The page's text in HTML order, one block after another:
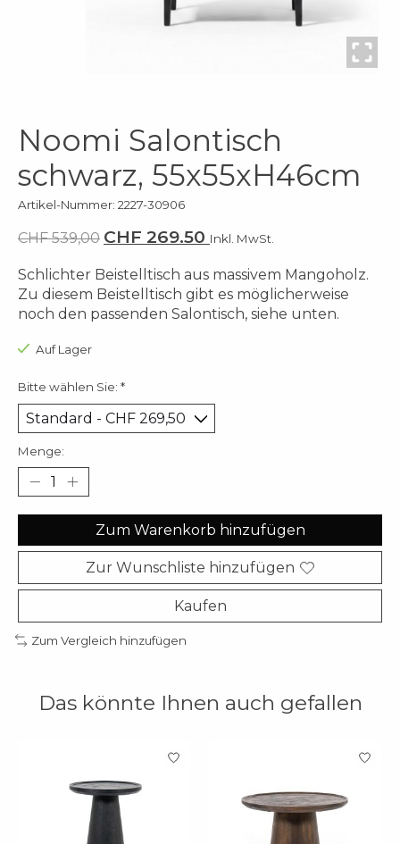
Noomi Salontisch
schwarz, 55x55xH46cm
Artikel-Nummer: 2227-30906
CHF 539,00 CHF 269.50 Inkl. MwSt.
Schlichter Beistelltisch aus massivem Mangoholz.
Zu diesem Beistelltisch gibt es möglicherweise
noch den passenden Salontisch, siehe unten.
Auf Lager
Bitte wählen Sie: *
Menge:
Zum Warenkorb hinzufügen
Zur Wunschliste hinzufügen
Kaufen
Zum Vergleich hinzufügen
Das könnte Ihnen auch gefallen
Produkt-Karussell-Artikel